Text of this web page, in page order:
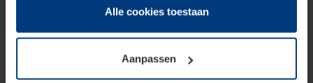
Juridisch hebben wij het recht om cookies op uw
van deze pagina's absoluut vereist is. Voor alle andere
soorten cookies is uw toestemming benodigd. Uw
toestemming kunt u op elk moment bij de uitleg van de
Alle cookies toestaan
Aanpassen